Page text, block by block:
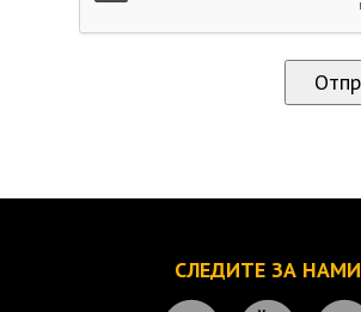
СЛЕДИТЕ ЗА НАМИ